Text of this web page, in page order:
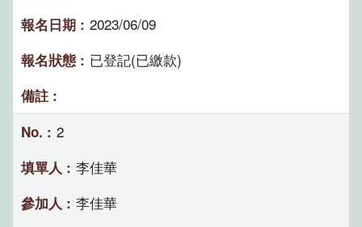
2023/06/09
已登記(已繳款)
2
李佳華
李佳華